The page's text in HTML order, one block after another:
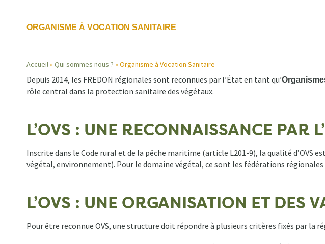
Navigation
principale
Qui sommes nous ? Nos missions
ORGANISME À VOCATION SANITAIRE
Fil
Accueil Qui sommes nous ? Organisme à Vocation Sanitaire
Depuis 2014, les FREDON régionales sont reconnues par l’État en tant qu’
rôle central dans la protection sanitaire des végétaux.
L’OVS : UNE RECONNAISSANCE PAR
Inscrite dans le Code rural et de la pêche maritime (article L201-9), la qualité d’OVS
végétal, environnement). Pour le domaine végétal, ce sont les fédérations
L’OVS : UNE ORGANISATION ET DES
Pour être reconnue OVS, une structure doit répondre à plusieurs critères fixés par la